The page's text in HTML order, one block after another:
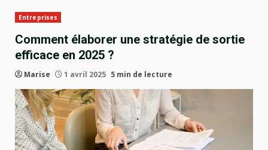
Entreprises
Comment élaborer une stratégie de sortie
efficace en 2025 ?
Marise 1 avril 2025 5 min de lecture